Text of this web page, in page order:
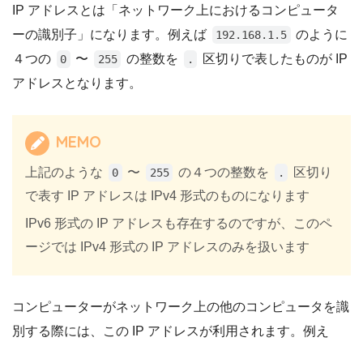
IP アドレスとは「ネットワーク上におけるコンピュータ
ーの識別子」になります。例えば
192.168.1.5
のように
４つの
0 〜 255 の整数を .
区切りで表したものが IP
アドレスとなります。
MEMO
上記のような 0 〜 255 の４つの整数を .
区切り
で表す IP アドレスは IPv4 形式のものになります
IPv6 形式の IP アドレスも存在するのですが、このペ
ージでは IPv4 形式の IP アドレスのみを扱います
コンピューターがネットワーク上の他のコンピュータを識
別する際には、この IP アドレスが利用されます。例え